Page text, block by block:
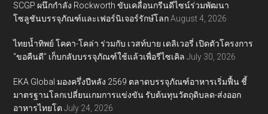
SCGP ผนึกกำลัง Rockworth ขับเคลื่อนกรีนดีไซน์ร่วมพัฒนา
โซลูชันบรรจุภัณฑ์และเฟอร์นิเจอร์รักษ์โลก August 4, 2026
ไทยน้ำทิพย์ โคคา-โคล่า ร่วมกับ เวสท์บาย เดลิเวอรี่ เปิดตัวโครงการ
“ขอคืนดี” เก็บกลับบรรจุภัณฑ์ใช้แล้วเพื่อรีไซเคิล July 30, 2026
EKA Global มองครึ่งปีหลัง 2569 ตลาดบรรจุภัณฑ์อาหารเริ่มฟื้น ชี้
มาตรฐานโลกเปลี่ยนเกมการแข่งขัน รับต้นทุนวัตถุดิบลด-ส่งออก
อาหารไทยโต July 24, 2026